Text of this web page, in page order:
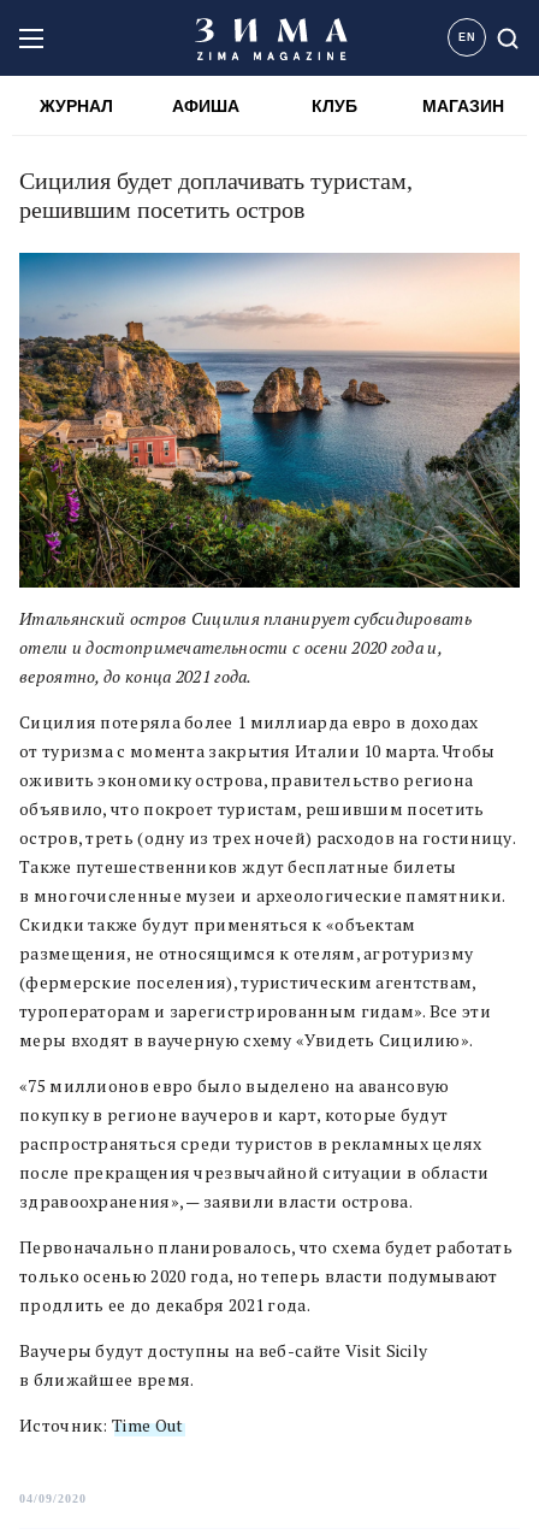
EN
ЖУРНАЛ АФИША КЛУБ МАГАЗИН
Сицилия будет доплачивать туристам,
решившим посетить остров
Итальянский остров Сицилия планирует субсидировать
отели и достопримечательности с осени 2020 года и,
вероятно, до конца 2021 года.
Сицилия потеряла более 1 миллиарда евро в доходах
от туризма с момента закрытия Италии 10 марта. Чтобы
оживить экономику острова, правительство региона
объявило, что покроет туристам, решившим посетить
остров, треть (одну из трех ночей) расходов на гостиницу.
Также путешественников ждут бесплатные билеты
в многочисленные музеи и археологические памятники.
Скидки также будут применяться к «объектам
размещения, не относящимся к отелям, агротуризму
(фермерские поселения), туристическим агентствам,
туроператорам и зарегистрированным гидам». Все эти
меры входят в ваучерную схему «Увидеть Сицилию».
«75 миллионов евро было выделено на авансовую
покупку в регионе ваучеров и карт, которые будут
распространяться среди туристов в рекламных целях
после прекращения чрезвычайной ситуации в области
здравоохранения», — заявили власти острова.
Первоначально планировалось, что схема будет работать
только осенью 2020 года, но теперь власти подумывают
продлить ее до декабря 2021 года.
Ваучеры будут доступны на веб-сайте Visit Sicily
в ближайшее время.
Источник: Time Out
04/09/2020